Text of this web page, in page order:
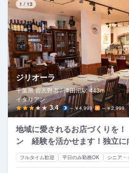
1 / 13
ジリオーラ
千葉県 習志野市 / 津田沼駅 443m
イタリアン
3.4 ～￥4,999 ～￥2,999
地域に愛されるお店づくりを
ン 経験を活かせます！独立に
フルタイム歓迎 平日のみ勤務OK シニア・